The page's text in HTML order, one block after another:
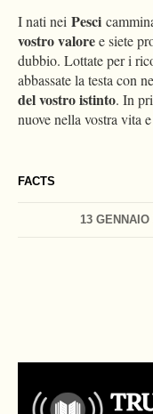
FACTS
13 GENNAIO
I nati nei Pesci
vostro valoree siete
dubbio. Lottate per i
abbassate la testa con
del vostro istinto. In
nuove nella vostra vita